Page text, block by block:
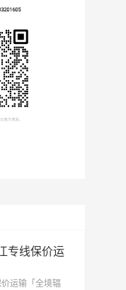
专线保价运
运输「全境辐